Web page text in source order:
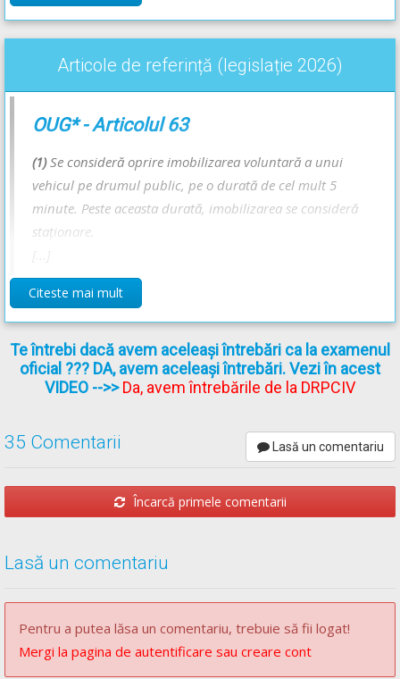
Răspunsul corect este: A
Recomandări:
Explicația completă a indicatorului -->
Explicația completă a panoului adițional-->
Manevra de staționare - Lecție Audio-Video -->
Oprirea, staționarea și parcarea
Articole de referință (legislație 2026)
OUG* - Articolul 63
(1)Se consideră oprire imobilizarea voluntară a unui
vehicul pe drumul public, pe o durată de cel mult 5
minute. Peste aceasta durată, imobilizarea se consideră
staţionare.
Regulament** - Articolul 143
Se interzice staţionarea voluntară a vehiculelor:
[...]
"Staționare alternantă", în altă zi sau perioadă decât cea
permisă, ori indicatorul cu semnificația "Zona de
2002actualizată(Codul rutier)
Citeste mai mult
Te întrebi dacă avem aceleași întrebări ca la examenul
oficial ??? DA, avem aceleași întrebări. Vezi în acest
VIDEO -->>Da, avem întrebările de la DRPCIV
35 Comentarii Lasă un comentariu
Încarcă primele comentarii
Lasă un comentariu
Pentru a putea lăsa un comentariu, trebuie să fii logat!
Mergi la pagina de autentificare sau creare cont